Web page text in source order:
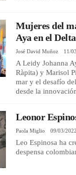
Mujeres del
Aya en el
José David Muñoz 11/
A Leidy Johanna
Ràpita) y Marisol
mar y el desafío
desde la
Leonor
Paola Miglio 09/03/2022
Leo Espinosa ha
despensa